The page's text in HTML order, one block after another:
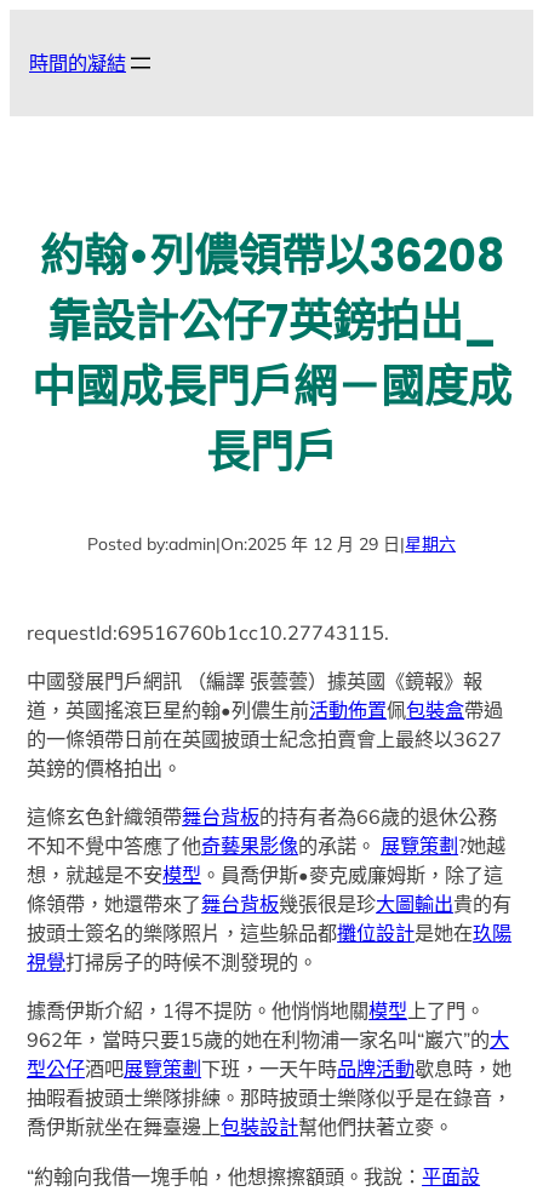
時間的凝結
約翰•列儂領帶以36208
靠設計公仔7英鎊拍出_
中國成長門戶網－國度成
長門戶
Posted by:admin|On:2025 年 12 月 29 日|星期六
requestId:69516760b1cc10.27743115.
中國發展門戶網訊 （編譯 張蕓蕓）據英國《鏡報》報
道，英國搖滾巨星約翰•列儂生前活動佈置佩包裝盒帶過
的一條領帶日前在英國披頭士紀念拍賣會上最終以3627
英鎊的價格拍出。
這條玄色針織領帶舞台背板的持有者為66歲的退休公務
不知不覺中答應了他奇藝果影像的承諾。 展覽策劃 ?她越
想，就越是不安模型 。員喬伊斯•麥克威廉姆斯，除了這
條領帶，她還帶來了舞台背板幾張很是珍大圖輸出貴的有
披頭士簽名的樂隊照片，這些躲品都攤位設計是她在玖陽
視覺打掃房子的時候不測發現的。
據喬伊斯介紹，1得不提防。他悄悄地關模型上了門。
962年，當時只要15歲的她在利物浦一家名叫“巖穴”的大
型公仔酒吧展覽策劃 下班，一天午時品牌活動歇息時，她
抽暇看披頭士樂隊排練。那時披頭士樂隊似乎是在錄音，
喬伊斯就坐在舞臺邊上包裝設計幫他們扶著立麥。
“約翰向我借一塊手帕，他想擦擦額頭。我說：平面設